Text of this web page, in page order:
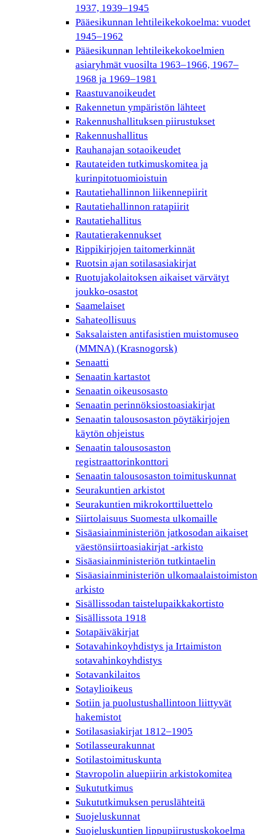
1937, 1939–1945
Pääesikunnan lehtileikekokoelma: vuodet
1945–1962
Pääesikunnan lehtileikekokoelmien
asiaryhmät vuosilta 1963–1966, 1967–
1968 ja 1969–1981
Raastuvanoikeudet
Rakennetun ympäristön lähteet
Rakennushallituksen piirustukset
Rakennushallitus
Rauhanajan sotaoikeudet
Rautateiden tutkimuskomitea ja
kurinpitotuomioistuin
Rautatiehallinnon liikennepiirit
Rautatiehallinnon ratapiirit
Rautatiehallitus
Rautatierakennukset
Rippikirjojen taitomerkinnät
Ruotsin ajan sotilasasiakirjat
Ruotujakolaitoksen aikaiset värvätyt
joukko-osastot
Saamelaiset
Sahateollisuus
Saksalaisten antifasistien muistomuseo
(MMNA) (Krasnogorsk)
Senaatti
Senaatin kartastot
Senaatin oikeusosasto
Senaatin perinnöksiostoasiakirjat
Senaatin talousosaston pöytäkirjojen
käytön ohjeistus
Senaatin talousosaston
registraattorinkonttori
Senaatin talousosaston toimituskunnat
Seurakuntien arkistot
Seurakuntien mikrokorttiluettelo
Siirtolaisuus Suomesta ulkomaille
Sisäasiainministeriön jatkosodan aikaiset
väestönsiirtoasiakirjat -arkisto
Sisäasiainministeriön tutkintaelin
Sisäasiainministeriön ulkomaalaistoimiston
arkisto
Sisällissodan taistelupaikkakortisto
Sisällissota 1918
Sotapäiväkirjat
Sotavahinkoyhdistys ja Irtaimiston
sotavahinkoyhdistys
Sotavankilaitos
Sotaylioikeus
Sotiin ja puolustushallintoon liittyvät
hakemistot
Sotilasasiakirjat 1812–1905
Sotilasseurakunnat
Sotilastoimituskunta
Stavropolin aluepiirin arkistokomitea
Sukututkimus
Sukututkimuksen peruslähteitä
Suojeluskunnat
Suojeluskuntien lippupiirustuskokoelma